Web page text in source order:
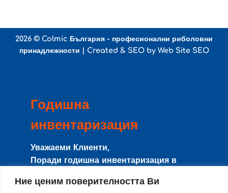
Ние ценим поверителността Ви
2026 © Colmic България - професионални риболовни
принадлежности | Created & SEO by Web Site SEO
Годишна
инвентаризация
Уважаеми Клиенти,
Поради годишна инвентаризация в
няма да работят с клиенти, и няма да се